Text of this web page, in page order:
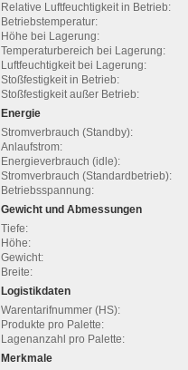
Relative Luftfeuchtigkeit in Betrieb:
Betriebstemperatur:
Höhe bei Lagerung:
Temperaturbereich bei Lagerung:
Luftfeuchtigkeit bei Lagerung:
Stoßfestigkeit in Betrieb:
Stoßfestigkeit außer Betrieb:
Energie
Stromverbrauch (Standby):
Anlaufstrom:
Energieverbrauch (idle):
Stromverbrauch (Standardbetrieb):
Betriebsspannung:
Gewicht und Abmessungen
Tiefe:
Höhe:
Gewicht:
Breite:
Logistikdaten
Warentarifnummer (HS):
Produkte pro Palette:
Lagenanzahl pro Palette:
Merkmale